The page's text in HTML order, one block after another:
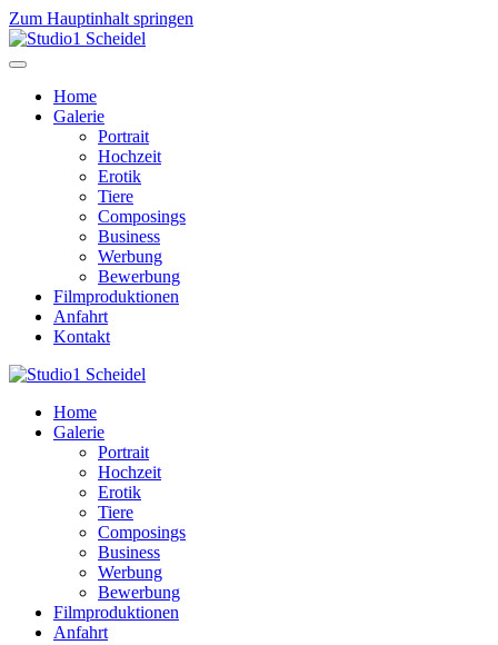
Zum Hauptinhalt springen
Home
Galerie
Portrait
Hochzeit
Erotik
Tiere
Composings
Business
Werbung
Bewerbung
Filmproduktionen
Anfahrt
Kontakt
Home
Galerie
Portrait
Hochzeit
Erotik
Tiere
Composings
Business
Werbung
Bewerbung
Filmproduktionen
Anfahrt